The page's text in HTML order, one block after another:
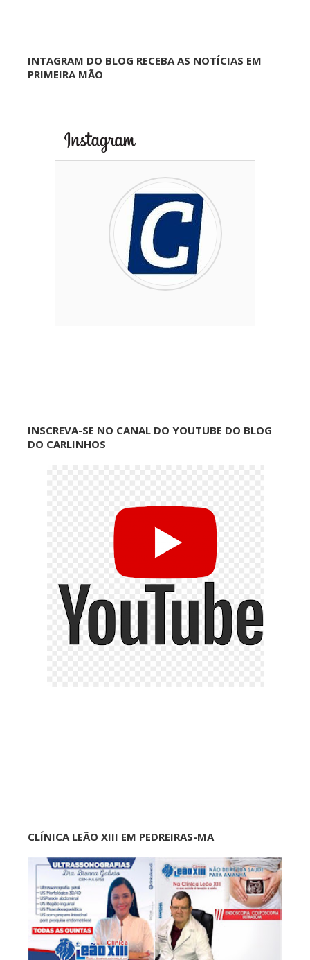
INTAGRAM DO BLOG RECEBA AS NOTÍCIAS EM
PRIMEIRA MÃO
INSCREVA-SE NO CANAL DO YOUTUBE DO BLOG
DO CARLINHOS
CLÍNICA LEÃO XIII EM PEDREIRAS-MA